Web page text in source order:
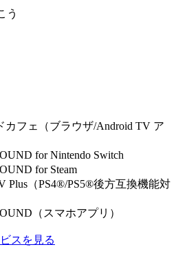
う
カフェ（ブラウザ/Android TV ア
for Nintendo Switch
for Steam
Plus（PS4®/PS5®後方互換機能対
（スマホアプリ）
スを見る